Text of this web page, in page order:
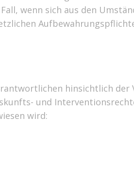
wenn sich aus den
hinsichtlich
und
wird: